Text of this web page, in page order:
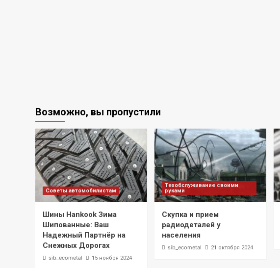
Возможно, вы пропустили
Советы автомобилистам
Шины Hankook Зима
Шипованные: Ваш
Надежный Партнёр на
Снежных Дорогах
sib_ecometal 15 ноября 2024
Техобслуживание своими
руками
Скупка и прием
радиодеталей у
населения
sib_ecometal 21 октября 2024